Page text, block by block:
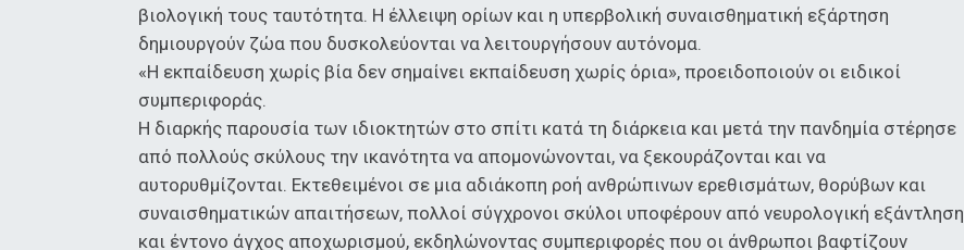
βιολογική τους ταυτότητα. Η έλλειψη ορίων και η υπερβολική συναισθηματική εξάρτηση
δημιουργούν ζώα που δυσκολεύονται να λειτουργήσουν αυτόνομα.
«Η εκπαίδευση χωρίς βία δεν σημαίνει εκπαίδευση χωρίς όρια», προειδοποιούν οι ειδικοί
συμπεριφοράς.
Η διαρκής παρουσία των ιδιοκτητών στο σπίτι κατά τη διάρκεια και μετά την πανδημία στέρησε
από πολλούς σκύλους την ικανότητα να απομονώνονται, να ξεκουράζονται και να
αυτορυθμίζονται. Εκτεθειμένοι σε μια αδιάκοπη ροή ανθρώπινων ερεθισμάτων, θορύβων και
συναισθηματικών απαιτήσεων, πολλοί σύγχρονοι σκύλοι υποφέρουν από νευρολογική εξάντληση
και έντονο άγχος αποχωρισμού, εκδηλώνοντας συμπεριφορές που οι άνθρωποι βαφτίζουν